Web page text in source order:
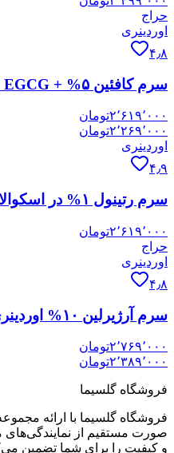
حراج
اوردینری
۴٫۸
سرم کافئین ۵% + EGCG اوردینری
۲٬۶۱۹٬۰۰۰تومان
۲٬۲۶۹٬۰۰۰تومان
اوردینری
۴٫۹
سرم رتینول ۱% در اسکوالان اوردینری
۲٬۶۱۹٬۰۰۰تومان
حراج
اوردینری
۴٫۸
سرم آرژیرلین ۱۰% اوردینری
۲٬۷۶۹٬۰۰۰تومان
۲٬۳۸۹٬۰۰۰تومان
فروشگاه گلسیما
فروشگاه گلسیما با ارائه
صورت مستقیم از نمایندگی‌های
و کیفیت را برای شما تضمین